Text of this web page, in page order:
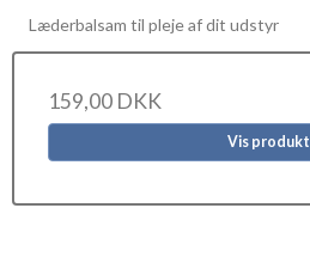
Læderbalsam til pleje af dit udstyr
159,00 DKK
Vis produkt